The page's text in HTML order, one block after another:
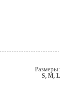
Размеры:
S, M, L